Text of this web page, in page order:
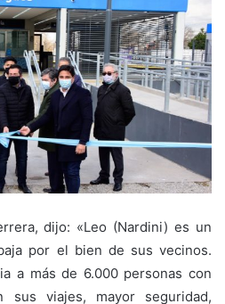
dijo: «Leo (Nardini) es un
por el bien de sus vecinos.
a más de 6.000 personas con
sus viajes, mayor seguridad,